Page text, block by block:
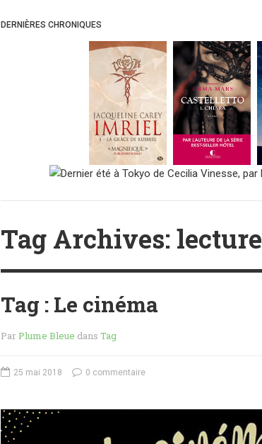
DERNIÈRES CHRONIQUES
Tag Archives: lecture
Tag : Le cinéma
ParPlume Bleue dans Tag
25 mai 2018 0 commentaire